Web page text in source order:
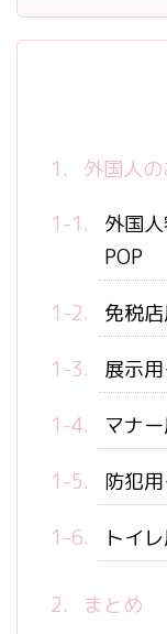
外国人
外国
POP
免税
展示
マナ
防犯
トイ
まとめ